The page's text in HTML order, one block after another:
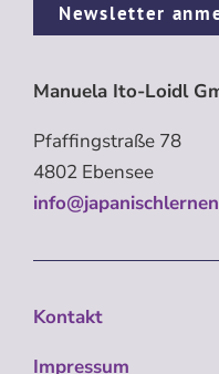
Newsletter
Manuela Ito-Loidl
Pfaffingstraße 78
4802 Ebensee
Kontakt
Impressum